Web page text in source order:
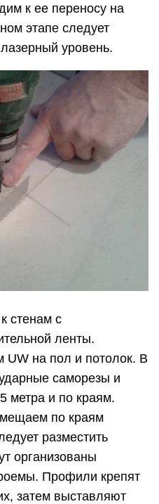
к ее переносу на
этапе следует
уровень.
стенам с
ленты.
на пол и потолок. В
саморезы и
метра и по краям.
по краям
разместить
организованы
Профили крепят
затем выставляют